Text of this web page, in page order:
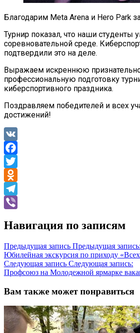
Благодарим Meta Arena и Hero Park
Турнир показал, что наши студенты
соревновательной среде.
подтвердили это на деле.
Выражаем искреннюю
профессиональную подготовку
киберспортивного праздника.
Поздравляем победителей и всех
достижений!
VK
Facebook
Twitter
Odnoklassniki
Telegram
Навигация по записям
Предыдущая запись Предыдущая запись:
Юбилейная экскурсия по приходу
Следующая запись Следующая запись:
Профсоюз на Молодежной ярмарке
Вам также может понравиться